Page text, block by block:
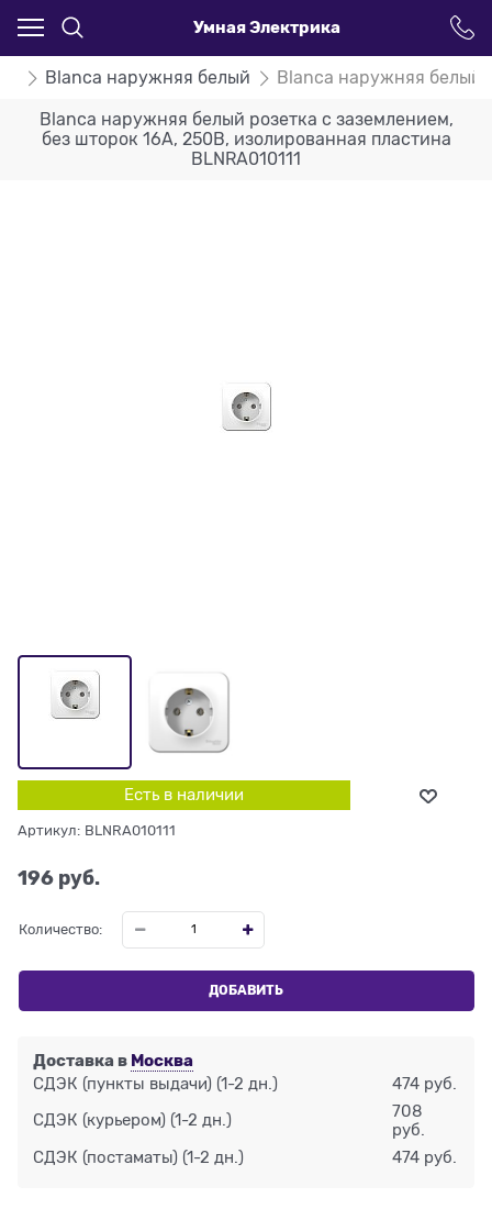
Умная Электрика
Blanca наружняя белый Blanca наружняя белый
Blanca наружняя белый розетка с заземлением,
без шторок 16А, 250В, изолированная пластина
BLNRA010111
Есть в наличии
Артикул: BLNRA010111
196 руб.
Количество:
ДОБАВИТЬ
Доставка в Москва
СДЭК (пункты выдачи) (1-2 дн.) 474 руб.
СДЭК (курьером) (1-2 дн.)
708
руб.
СДЭК (постаматы) (1-2 дн.) 474 руб.